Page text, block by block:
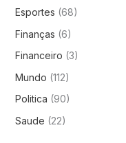
Esportes (68)
Finanças (6)
Financeiro (3)
Mundo (112)
Politica (90)
Saude (22)